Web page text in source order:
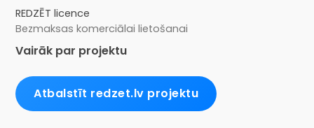
REDZĒT licence
Bezmaksas komerciālai lietošanai
Vairāk par projektu
Atbalstīt redzet.lv projektu